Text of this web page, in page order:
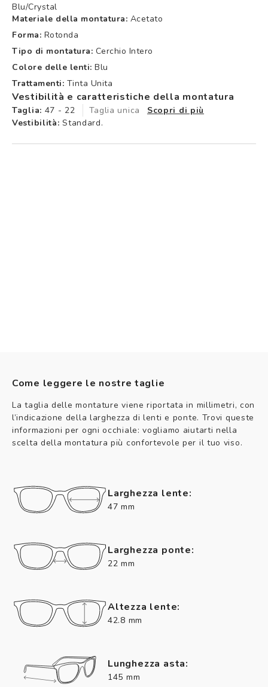
Blu/crystal
Materiale della montatura: Acetato
Forma: Rotonda
Tipo di montatura: Cerchio Intero
Colore delle lenti: Blu
Trattamenti: Tinta Unita
Vestibilità e caratteristiche della montatura
Taglia: 47 - 22 Taglia unica
Scopri di più
Vestibilità: Standard.
Come leggere le nostre taglie
La taglia delle montature viene riportata in millimetri, con
l’indicazione della larghezza di lenti e ponte. Trovi queste
informazioni per ogni occhiale: vogliamo aiutarti nella
scelta della montatura più confortevole per il tuo viso.
Larghezza lente:
47 mm
Larghezza ponte:
22 mm
Altezza lente:
42.8 mm
Lunghezza asta:
145 mm